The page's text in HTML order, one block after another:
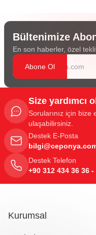
Bültenimize
En son haberler, özel
Abone Ol
Size yardımcı
Sorularınız için
ulaşabilirsiniz.
Destek E-Posta
Destek Telefon
+90 312 434 36 36
Kurumsal